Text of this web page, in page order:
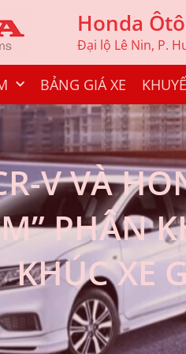
Honda
Đại lộ Lê Nin, P.
BẢNG GIÁ XE
V VÀ
PHÂN
KHÚC XE